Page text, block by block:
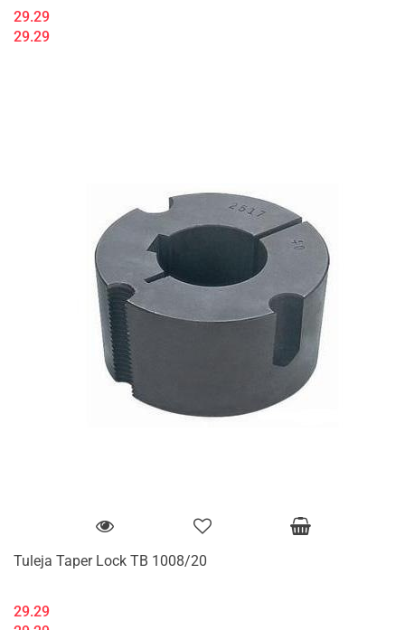
29.29
29.29
Tuleja Taper Lock TB 1008/20
29.29